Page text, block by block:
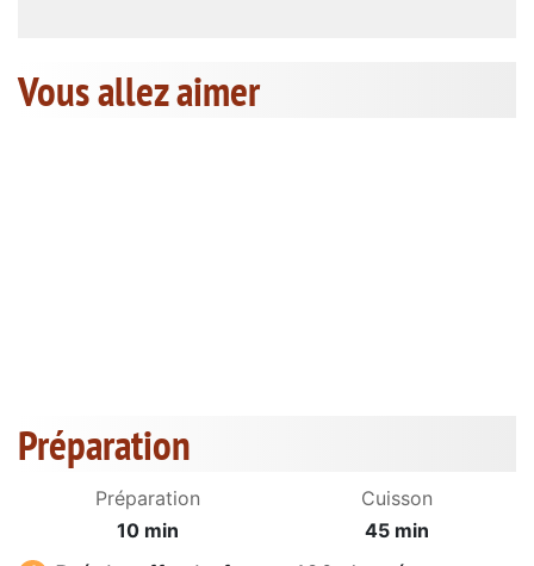
Vous allez aimer
Préparation
Préparation
10 min
Cuisson
45 min